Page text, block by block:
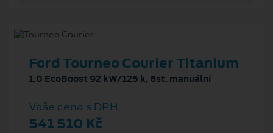
Ford Tourneo Courier Titanium
1.0 EcoBoost 92 kW/125 k, 6st. manuální
Vaše cena s DPH
541 510 Kč